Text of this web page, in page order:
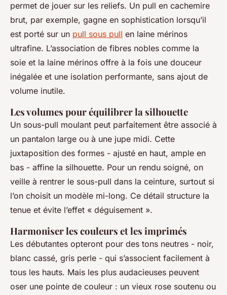
permet de jouer sur les reliefs. Un pull en cachemire
brut, par exemple, gagne en sophistication lorsqu’il
est porté sur un pull sous pull en laine mérinos
ultrafine. L’association de fibres nobles comme la
soie et la laine mérinos offre à la fois une douceur
inégalée et une isolation performante, sans ajout de
volume inutile.
Les volumes pour équilibrer la silhouette
Un sous-pull moulant peut parfaitement être associé à
un pantalon large ou à une jupe midi. Cette
juxtaposition des formes - ajusté en haut, ample en
bas - affine la silhouette. Pour un rendu soigné, on
veille à rentrer le sous-pull dans la ceinture, surtout si
l’on choisit un modèle mi-long. Ce détail structure la
tenue et évite l’effet « déguisement ».
Harmoniser les couleurs et les imprimés
Les débutantes opteront pour des tons neutres - noir,
blanc cassé, gris perle - qui s’associent facilement à
tous les hauts. Mais les plus audacieuses peuvent
oser une pointe de couleur : un vieux rose soutenu ou